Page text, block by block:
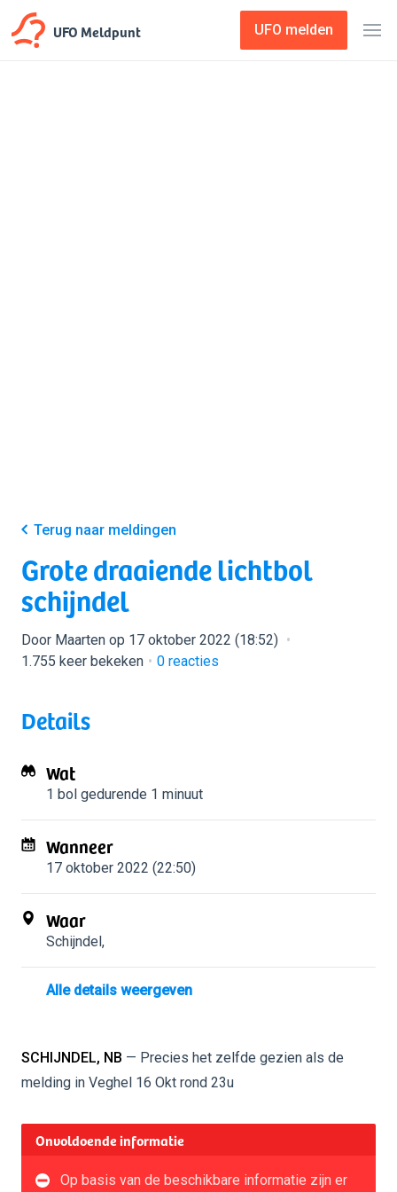
UFO Meldpunt UFO melden
Terug naar meldingen
Grote draaiende lichtbol
schijndel
Door Maarten op 17 oktober 2022 (18:52)
1.755 keer bekeken
0 reacties
Details
Wat
1 bol gedurende 1 minuut
Wanneer
17 oktober 2022 (22:50)
Waar
Schijndel,
Alle details weergeven
SCHIJNDEL, NB — Precies het zelfde gezien als de
melding in Veghel 16 Okt rond 23u
Onvoldoende informatie
Op basis van de beschikbare informatie zijn er